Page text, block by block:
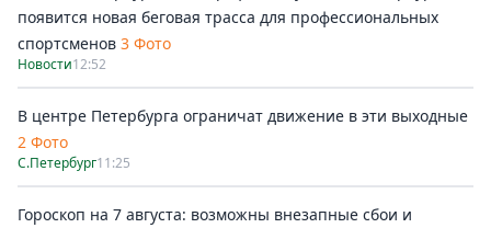
появится новая беговая трасса для профессиональных
спортсменов 3 Фото
Новости12:52
В центре Петербурга ограничат движение в эти выходные
2 Фото
С.Петербург11:25
Гороскоп на 7 августа: возможны внезапные сбои и